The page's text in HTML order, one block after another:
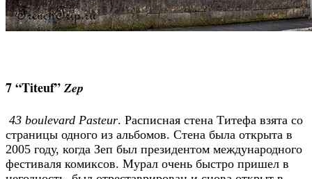
7 “Titeuf”Zep
43 boulevard Pasteur. Расписная стена Титефа взята со
страницы одного из альбомов. Стена была открыта в
2005 году, когда Зеп был президентом международного
фестиваля комиксов. Мурал очень быстро пришел в